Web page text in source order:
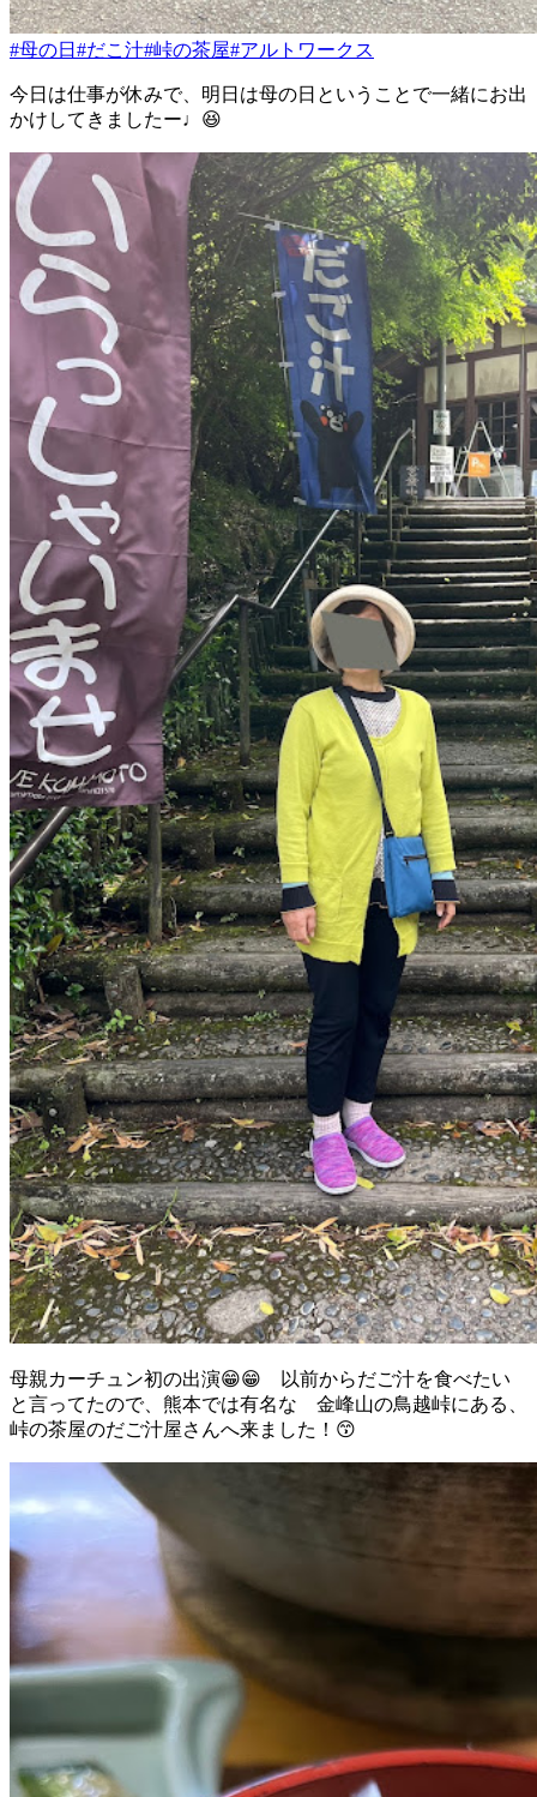
#母の日 #だこ汁#峠の茶屋#アルトワークス
今日は仕事が休みで、明日は母の日ということで一緒にお出
かけしてきましたー♩😆
母親カーチュン初の出演😁😁 以前からだご汁を食べたい
と言ってたので、熊本では有名な 金峰山の鳥越峠にある、
峠の茶屋のだご汁屋さんへ来ました！😙